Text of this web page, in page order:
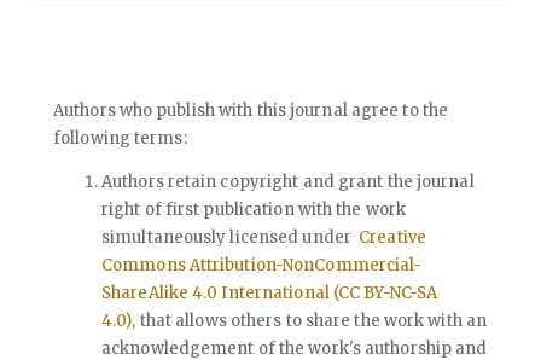
Authors who publish with this journal agree to the
following terms:
Authors retain copyright and grant the journal
right of first publication with the work
simultaneously licensed under Creative
Commons Attribution-NonCommercial-
ShareAlike 4.0 International (CC BY-NC-SA
4.0), that allows others to share the work with an
acknowledgement of the work's authorship and